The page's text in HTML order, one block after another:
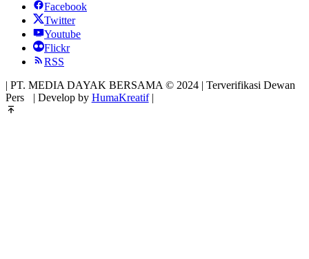
Facebook
Twitter
Youtube
Flickr
RSS
| PT. MEDIA DAYAK BERSAMA © 2024 | Terverifikasi Dewan
Pers
| Develop by HumaKreatif|